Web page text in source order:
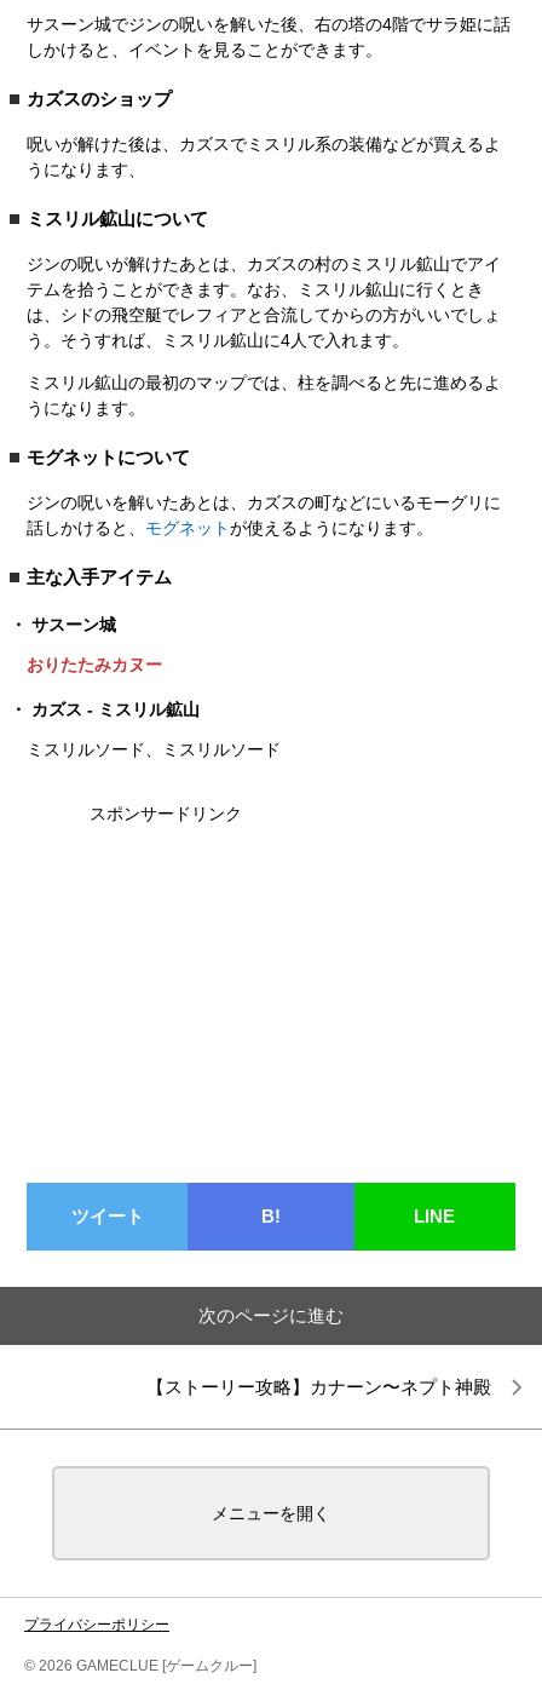
サスーン城でジンの呪いを解いた後、右の塔の4階でサラ姫に話
しかけると、イベントを見ることができます。
カズスのショップ
呪いが解けた後は、カズスでミスリル系の装備などが買えるよ
うになります、
ミスリル鉱山について
ジンの呪いが解けたあとは、カズスの村のミスリル鉱山でアイ
テムを拾うことができます。なお、ミスリル鉱山に行くとき
は、シドの飛空艇でレフィアと合流してからの方がいいでしょ
う。そうすれば、ミスリル鉱山に4人で入れます。
ミスリル鉱山の最初のマップでは、柱を調べると先に進めるよ
うになります。
モグネットについて
ジンの呪いを解いたあとは、カズスの町などにいるモーグリに
話しかけると、 モグネットが使えるようになります。
主な入手アイテム
サスーン城
おりたたみカヌー
カズス - ミスリル鉱山
ミスリルソード、ミスリルソード
スポンサードリンク
ツイート B! LINE
次のページに進む
【ストーリー攻略】カナーン〜ネプト神殿
メニューを開く
プライバシーポリシー
© 2026 GAMECLUE [ゲームクルー]